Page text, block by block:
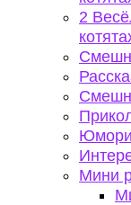
2
Мини